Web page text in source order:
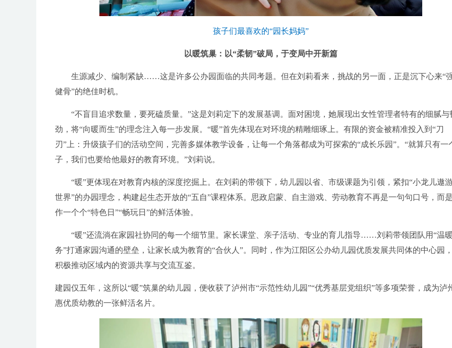
孩子们最喜欢的“园长妈妈”
以暖筑巢：以“柔韧”破局，于变局中开新篇
生源减少、编制紧缺……这是许多公办园面临的共同考题。但在刘莉看来，挑战的另一面，正是沉下心来“
健骨”的绝佳时机。
“不盲目追求数量，要死磕质量。”这是刘莉定下的发展基调。面对困境，她展现出女性管理者特有的细腻与
劲，将“向暖而生”的理念注入每一步发展。“暖”首先体现在对环境的精雕细琢上。有限的资金被精准投入到“刀
刃”上：升级孩子们的活动空间，完善多媒体教学设备，让每一个角落都成为可探索的“成长乐园”。“就算只有一
子，我们也要给他最好的教育环境。”刘莉说。
“暖”更体现在对教育内核的深度挖掘上。在刘莉的带领下，幼儿园以省、市级课题为引领，紧扣“小龙儿遨
世界”的办园理念，构建起生态开放的“五自”课程体系。思政启蒙、自主游戏、劳动教育不再是一句句口号，而
作一个个“特色日”“畅玩日”的鲜活体验。
“暖”还流淌在家园社协同的每一个细节里。家长课堂、亲子活动、专业的育儿指导……刘莉带领团队用“温
务”打通家园沟通的壁垒，让家长成为教育的“合伙人”。同时，作为江阳区公办幼儿园优质发展共同体的中心园
积极推动区域内的资源共享与交流互鉴。
建园仅五年，这所以“暖”筑巢的幼儿园，便收获了泸州市“示范性幼儿园”“优秀基层党组织”等多项荣誉，成为泸
惠优质幼教的一张鲜活名片。